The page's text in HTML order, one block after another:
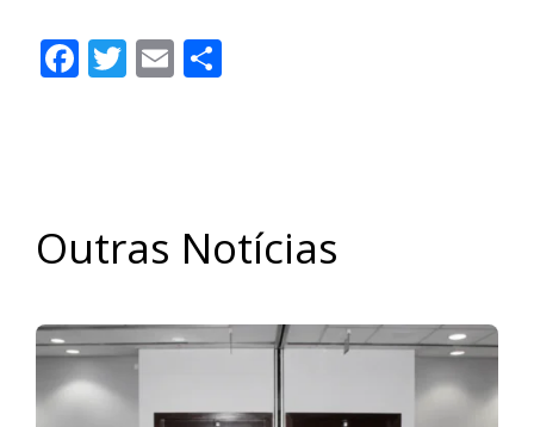
Facebook
Twitter
Email
Outras Notícias